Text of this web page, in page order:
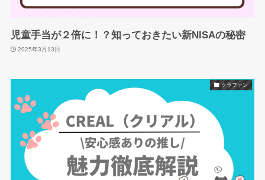
児童手当が２倍に！？知っておきたい新NISAの秘密
2025年3月13日
クラファン